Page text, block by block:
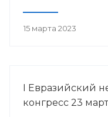
15 марта 2023
I Евразийский
конгресс 23